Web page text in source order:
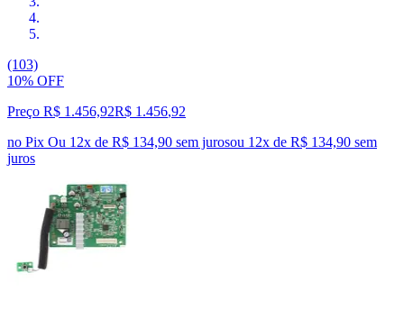
(103)
10% OFF
Preço R$ 1.456,92R$ 1.456,92
no Pix Ou 12x de R$ 134,90 sem jurosou 12x de R$ 134,90 sem
juros